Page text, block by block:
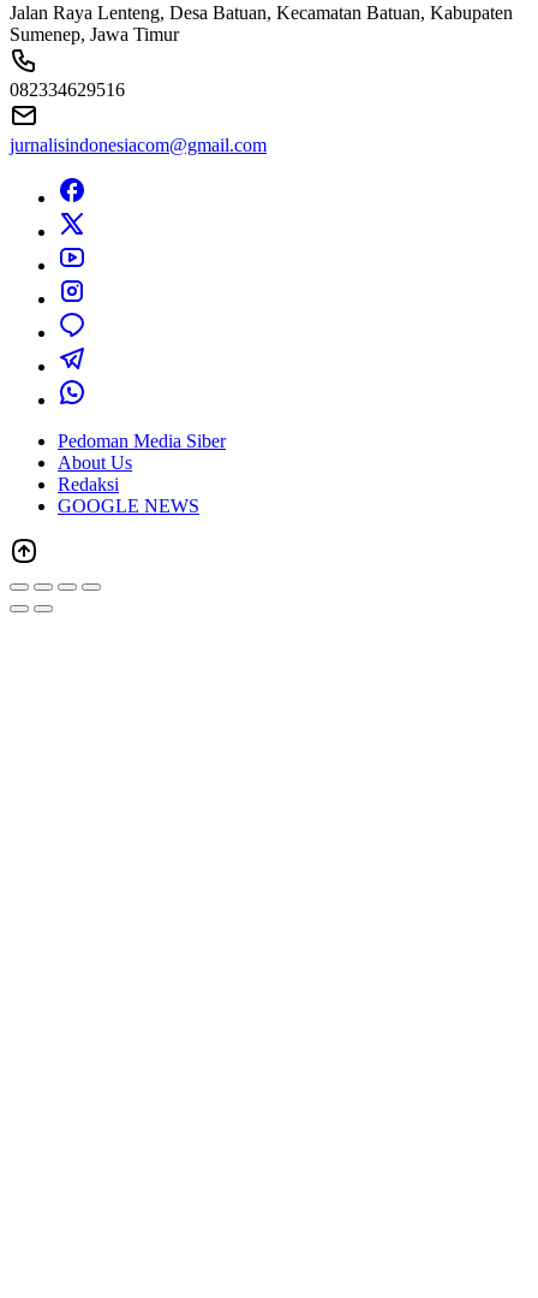
Jalan Raya Lenteng, Desa Batuan, Kecamatan Batuan, Kabupaten
Sumenep, Jawa Timur
082334629516
jurnalisindonesiacom@gmail.com
Pedoman Media Siber
About Us
Redaksi
GOOGLE NEWS